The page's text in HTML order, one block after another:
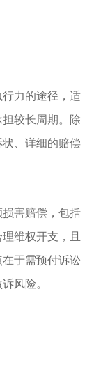
力的途径，适
较长周期。除
、详细的赔偿
害赔偿，包括
维权开支，且
于需预付诉讼
风险。